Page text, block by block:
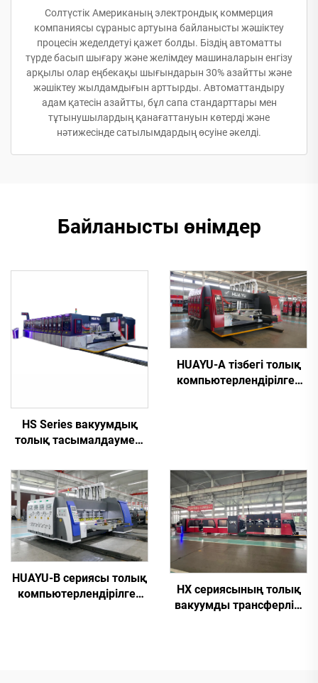
Солтүстік Американың электрондық коммерция
компаниясы сұраныс артуына байланысты жәшіктеу
процесін жеделдетуі қажет болды. Біздің автоматты
түрде басып шығару және желімдеу машиналарын енгізу
арқылы олар еңбекақы шығындарын 30% азайтты және
жәшіктеу жылдамдығын арттырды. Автоматтандыру
адам қатесін азайтты, бұл сапа стандарттары мен
тұтынушылардың қанағаттануын көтерді және
нәтижесінде сатылымдардың өсуіне әкелді.
Байланысты өнімдер
HS Series вакуумдық
толық тасымалдаумен,
компьютерлендірілген
жоғары анықтықты
басып шығару, паз
болатын және қиып
түрлендіру машинасы
(вакуумдық тасымалдау
арқылы жоғарғы басып
шығару)
HUAYU-A тізбегі толық
компьютерлендірілген
HUAYU-B сериясы толық
компьютерлендірілген
HX сериясының толық
вакуумды трансферлік,